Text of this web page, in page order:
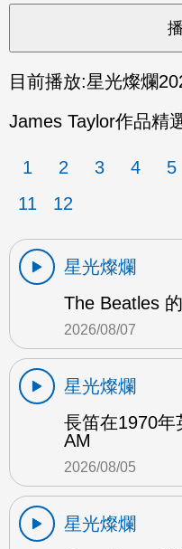
目前播放:星光燦爛
James Taylor作品精
1 2 3 4 5
11
12
星光燦爛
The Beatles
2026/08/07
星光燦爛
長笛在1970年
AM
2026/08/05
星光燦爛